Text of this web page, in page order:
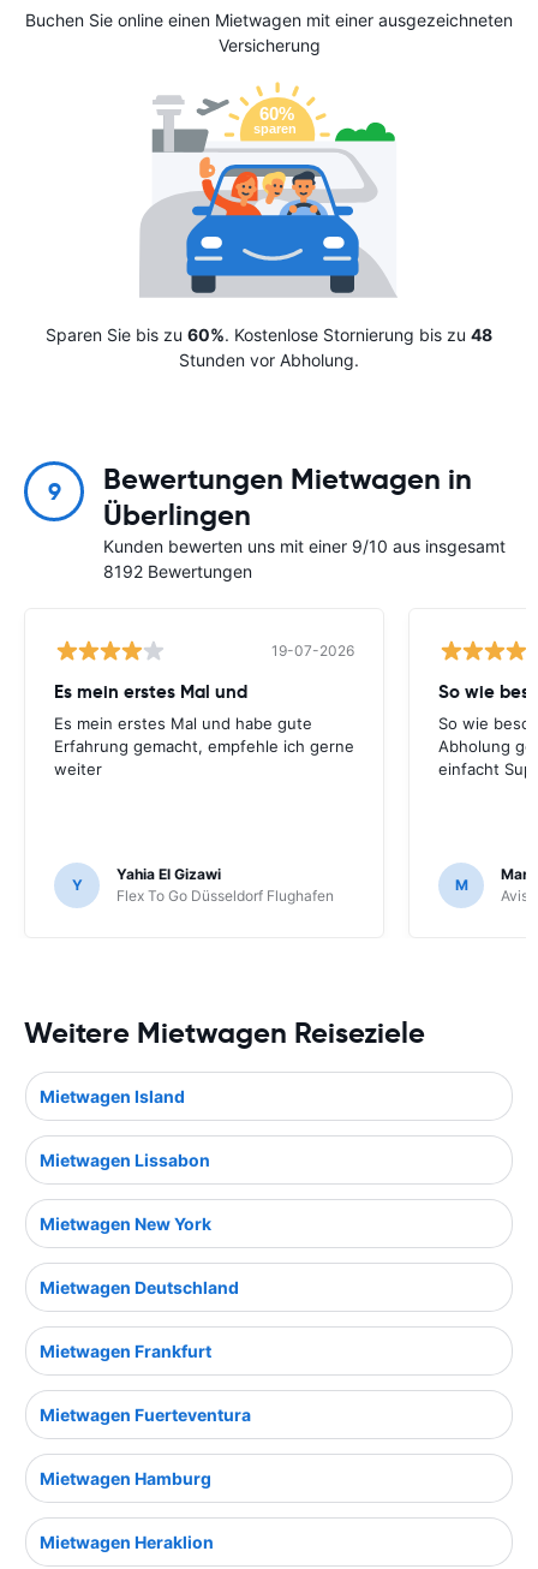
Buchen Sie online einen Mietwagen mit einer ausgezeichneten
Versicherung
Sparen Sie bis zu 60%. Kostenlose Stornierung bis zu 48
Stunden vor Abholung.
9
Bewertungen Mietwagen in
Überlingen
Kunden bewerten uns mit einer 9/10 aus insgesamt
8192 Bewertungen
19-07-2026
Es mein erstes Mal und
Es mein erstes Mal und habe gute
Erfahrung gemacht, empfehle ich gerne
weiter
Y
Yahia El Gizawi
Flex To Go Düsseldorf Flughafen
So wie
So wie
Abholung
einfacht
M
Avis
Weitere Mietwagen Reiseziele
Mietwagen Island
Mietwagen Lissabon
Mietwagen New York
Mietwagen Deutschland
Mietwagen Frankfurt
Mietwagen Fuerteventura
Mietwagen Hamburg
Mietwagen Heraklion